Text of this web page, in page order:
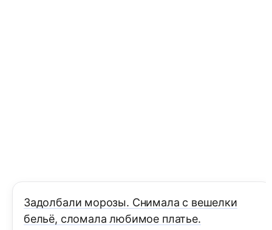
Задолбали морозы. Снимала с вешелки
бельё, сломала любимое платье.